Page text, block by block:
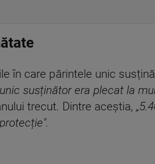
în care părintele unic
susținător era plecat la
trecut. Dintre aceștia,